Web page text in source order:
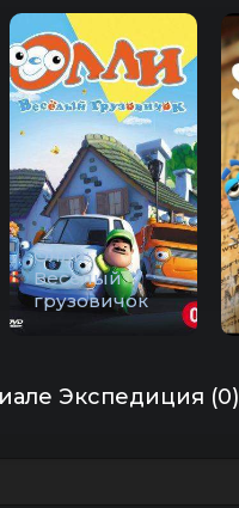
Олли:
Веселый
грузовичок
Экспедиция (0)